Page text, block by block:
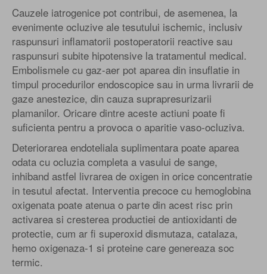
Cauzele iatrogenice pot contribui, de asemenea, la
evenimente ocluzive ale tesutului ischemic, inclusiv
raspunsuri inflamatorii postoperatorii reactive sau
raspunsuri subite hipotensive la tratamentul medical.
Embolismele cu gaz-aer pot aparea din insuflatie in
timpul procedurilor endoscopice sau in urma livrarii de
gaze anestezice, din cauza suprapresurizarii
plamanilor. Oricare dintre aceste actiuni poate fi
suficienta pentru a provoca o aparitie vaso-ocluziva.
Deteriorarea endoteliala suplimentara poate aparea
odata cu ocluzia completa a vasului de sange,
inhiband astfel livrarea de oxigen in orice concentratie
in tesutul afectat. Interventia precoce cu hemoglobina
oxigenata poate atenua o parte din acest risc prin
activarea si cresterea productiei de antioxidanti de
protectie, cum ar fi superoxid dismutaza, catalaza,
hemo oxigenaza-1 si proteine care genereaza soc
termic.